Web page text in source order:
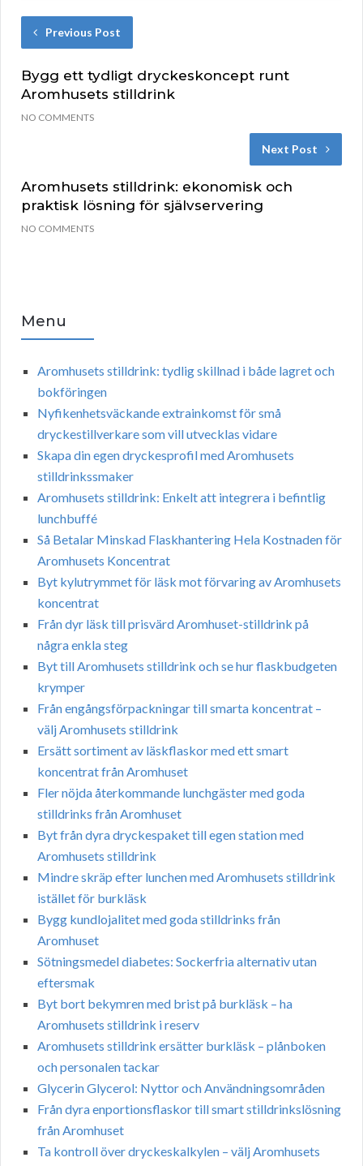
Previous Post
Bygg ett tydligt dryckeskoncept runt
Aromhusets stilldrink
NO COMMENTS
Next Post
Aromhusets stilldrink: ekonomisk och
praktisk lösning för självservering
NO COMMENTS
Menu
Aromhusets stilldrink: tydlig skillnad i både lagret och
bokföringen
Nyfikenhetsväckande extrainkomst för små
dryckestillverkare som vill utvecklas vidare
Skapa din egen dryckesprofil med Aromhusets
stilldrinkssmaker
Aromhusets stilldrink: Enkelt att integrera i befintlig
lunchbuffé
Så Betalar Minskad Flaskhantering Hela Kostnaden för
Aromhusets Koncentrat
Byt kylutrymmet för läsk mot förvaring av Aromhusets
koncentrat
Från dyr läsk till prisvärd Aromhuset-stilldrink på
några enkla steg
Byt till Aromhusets stilldrink och se hur flaskbudgeten
krymper
Från engångsförpackningar till smarta koncentrat –
välj Aromhusets stilldrink
Ersätt sortiment av läskflaskor med ett smart
koncentrat från Aromhuset
Fler nöjda återkommande lunchgäster med goda
stilldrinks från Aromhuset
Byt från dyra dryckespaket till egen station med
Aromhusets stilldrink
Mindre skräp efter lunchen med Aromhusets stilldrink
istället för burkläsk
Bygg kundlojalitet med goda stilldrinks från
Aromhuset
Sötningsmedel diabetes: Sockerfria alternativ utan
eftersmak
Byt bort bekymren med brist på burkläsk – ha
Aromhusets stilldrink i reserv
Aromhusets stilldrink ersätter burkläsk – plånboken
och personalen tackar
Glycerin Glycerol: Nyttor och Användningsområden
Från dyra enportionsflaskor till smart stilldrinkslösning
från Aromhuset
Ta kontroll över dryckeskalkylen – välj Aromhusets